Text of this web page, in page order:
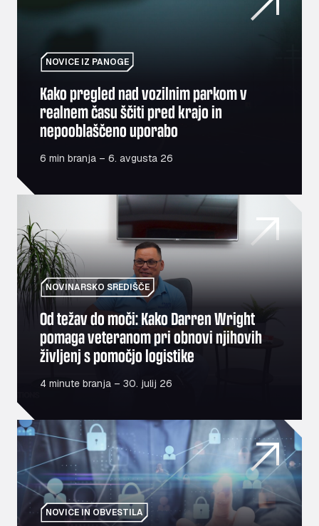
NOVICE IZ PANOGE
Kako pregled nad vozilnim parkom v
realnem času ščiti pred krajo in
nepooblaščeno uporabo
6 min branja – 6. avgusta 26
Od težav do moči: Kako Darren Wright pomaga
NOVINARSKO SREDIŠČE
Od težav do moči: Kako Darren Wright
pomaga veteranom pri obnovi njihovih
življenj s pomočjo logistike
4 minute branja – 30. julij 26
Je vaš vozni park v nevarnosti? Varnost na prvem
NOVICE IN OBVESTILA